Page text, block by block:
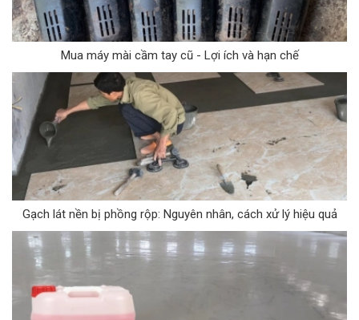
Mua máy mài cầm tay cũ - Lợi ích và hạn chế
Gạch lát nền bị phồng rộp: Nguyên nhân, cách xử lý hiệu quả